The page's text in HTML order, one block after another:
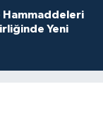
Hammaddeleri
Yeni